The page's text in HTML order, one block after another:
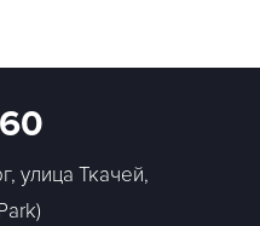
улица Ткачей,